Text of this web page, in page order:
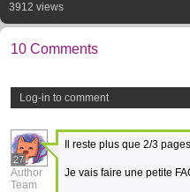
3912 views
10 Comments
Log-in to comment
27
Author
Team
Il reste plus que 2/3
Je vais faire une petite